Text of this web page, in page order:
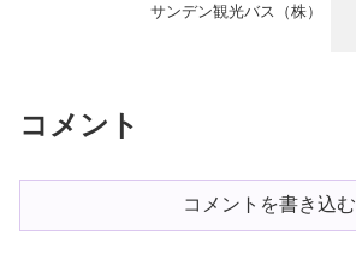
サンデン観光バス（株）
コメント
コメントを書き込む